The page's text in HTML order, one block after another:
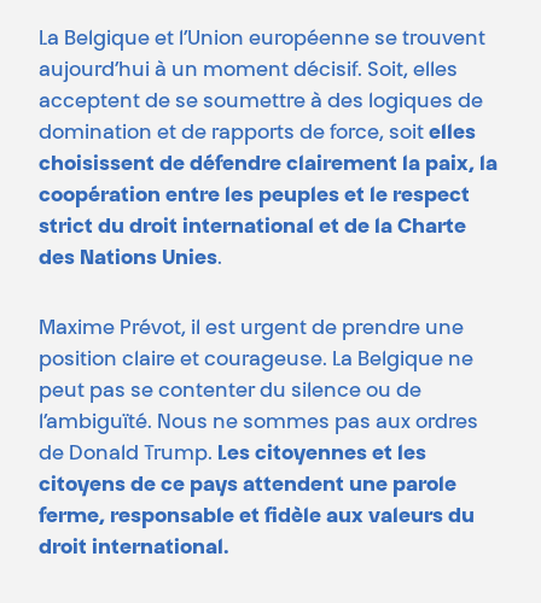
La Belgique et l’Union européenne se trouvent
aujourd’hui à un moment décisif. Soit, elles
acceptent de se soumettre à des logiques de
domination et de rapports de force, soit elles
choisissent de défendre clairement la paix, la
coopération entre les peuples et le respect
strict du droit international et de la Charte
des Nations Unies.
Maxime Prévot, il est urgent de prendre une
position claire et courageuse. La Belgique ne
peut pas se contenter du silence ou de
l’ambiguïté. Nous ne sommes pas aux ordres
de Donald Trump. Les citoyennes et les
citoyens de ce pays attendent une parole
ferme, responsable et fidèle aux valeurs du
droit international.